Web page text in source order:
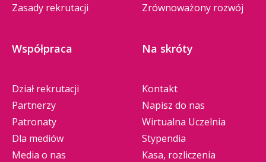
Zasady rekrutacji
Zrównoważony rozwój
Współpraca
Dział rekrutacji
Partnerzy
Patronaty
Dla mediów
Media o nas
Na skróty
Kontakt
Napisz do nas
Wirtualna Uczelnia
Stypendia
Kasa, rozliczenia